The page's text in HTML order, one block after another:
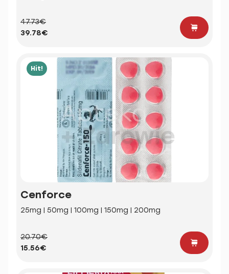
47.73€
39.78€
Hit!
Cenforce
25mg | 50mg | 100mg | 150mg | 200mg
20.70€
15.56€